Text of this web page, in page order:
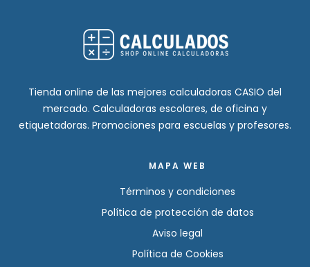
Tienda online de las mejores calculadoras CASIO del
mercado. Calculadoras escolares, de oficina y
etiquetadoras. Promociones para escuelas y profesores.
MAPA WEB
Términos y condiciones
Política de protección de datos
Aviso legal
Política de Cookies